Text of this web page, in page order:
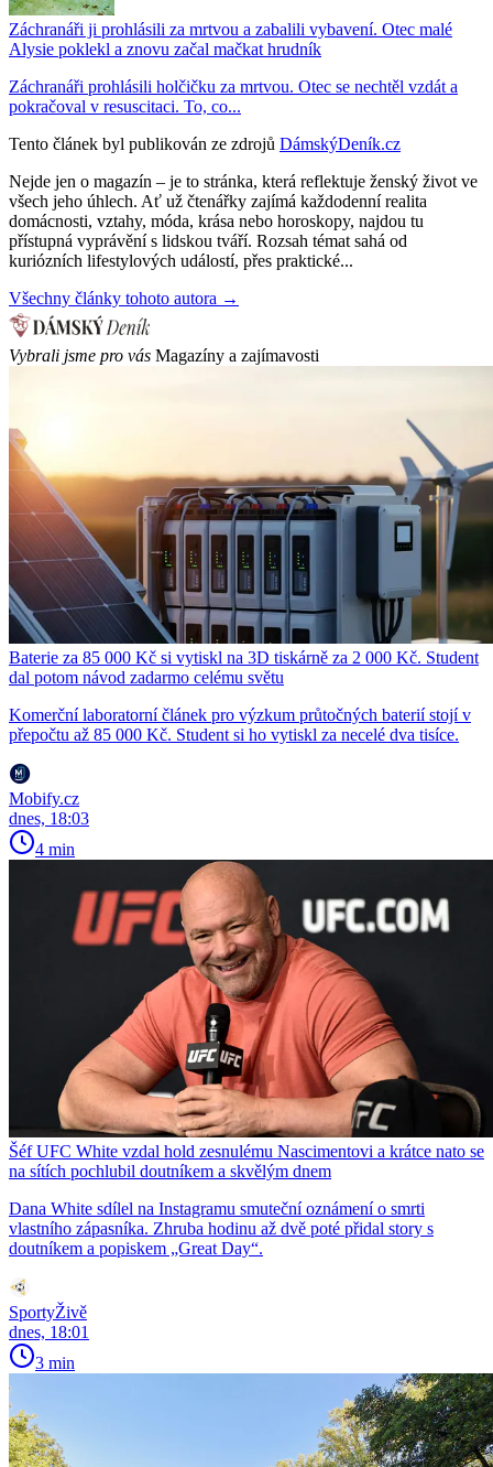
Záchranáři ji prohlásili za mrtvou a zabalili vybavení. Otec malé
Alysie poklekl a znovu začal mačkat hrudník
Záchranáři prohlásili holčičku za mrtvou. Otec se nechtěl vzdát a
pokračoval v resuscitaci. To, co...
Tento článek byl publikován ze zdrojů DámskýDeník.cz
Nejde jen o magazín – je to stránka, která reflektuje ženský život ve
všech jeho úhlech. Ať už čtenářky zajímá každodenní realita
domácnosti, vztahy, móda, krása nebo horoskopy, najdou tu
přístupná vyprávění s lidskou tváří. Rozsah témat sahá od
kuriózních lifestylových událostí, přes praktické...
Všechny články tohoto autora →
Vybrali jsme pro vás Magazíny a zajímavosti
Baterie za 85 000 Kč si vytiskl na 3D tiskárně za 2 000 Kč. Student
dal potom návod zadarmo celému světu
Komerční laboratorní článek pro výzkum průtočných baterií stojí v
přepočtu až 85 000 Kč. Student si ho vytiskl za necelé dva tisíce.
Mobify.cz
dnes, 18:03
4 min
Šéf UFC White vzdal hold zesnulému Nascimentovi a krátce nato se
na sítích pochlubil doutníkem a skvělým dnem
Dana White sdílel na Instagramu smuteční oznámení o smrti
vlastního zápasníka. Zhruba hodinu až dvě poté přidal story s
doutníkem a popiskem „Great Day“.
SportyŽivě
dnes, 18:01
3 min